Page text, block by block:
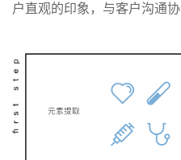
户直观的印象，与客户沟通协